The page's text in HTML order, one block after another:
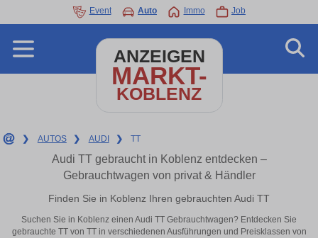
Event Auto Immo Job
ANZEIGEN
MARKT-
KOBLENZ
❯ AUTOS ❯ AUDI ❯ TT
Audi TT gebraucht in Koblenz entdecken –
Gebrauchtwagen von privat & Händler
Finden Sie in Koblenz Ihren gebrauchten Audi TT
Suchen Sie in Koblenz einen Audi TT Gebrauchtwagen? Entdecken Sie
gebrauchte TT von TT in verschiedenen Ausführungen und Preisklassen von